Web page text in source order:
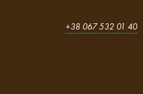
+38 067 532 01 40